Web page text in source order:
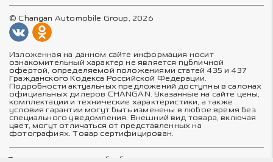
© Changan Automobile Group, 2026
Изложенная на данном сайте информация носит
ознакомительный характер не является публичной
офертой, определяемой положениями статей 435 и 437
Гражданского Кодекса Российской Федерации.
Подробности актуальных предложений доступны в салонах
официальных дилеров CHANGAN. Указанные на сайте цены,
комплектации и технические характеристики, а также
условия гарантии могут быть изменены в любое время без
специального уведомления. Внешний вид товара, включая
цвет, могут отличаться от представленных на
фотографиях. Товар сертифицирован.
Политика в отношении обработки персональных данных